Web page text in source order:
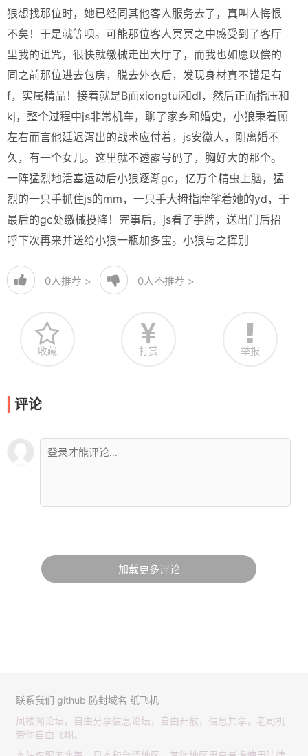
狼想找那位时，她已经同其他客人服务去了，真叫人悔恨
不矣！于是就等呗。可能那位客人冥冥之中感受到了客厅
里我的诅咒，很快就缴械走出大厅了，而我也如愿以偿的
同之前那位进去包房，脱去外衣后，发现身材真不错足有
f，实属精品！接着就是B面xiongtui和dl，然后正面指压和
kj，整个过程中js非常机车，聊了家乡和婚史，小狼秉着顾
左右而言他延迟泻出的战术应付着，js安徽人，刚离婚不
久，有一个女儿。这里就不透露号码了，胸好大的那个。
一阵猛烈地活塞运动后小狼逐渐gc，亿万个精虫上脑，猛
烈的一只手抓住js的mm，一只手大拇指摩挲着她的yd，于
最后的gc处缴械投降！完事后，js看了手牌，送出门后招
呼下次再来并送给小狼一瓶加多宝。小狼与之挥别
0人推荐 > 0人不推荐 >
收藏 打赏 举报
评论
加载更多评论
联系我们 github 防封域名 纸飞机
凤楼阁论坛，自由分享信息论坛，自由开放，信息共享，老司机
带你自由飞翔。